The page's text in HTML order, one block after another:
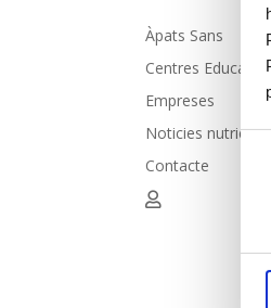
Àpats Sans
Centres Educatius
Empreses
Noticies
Contacte